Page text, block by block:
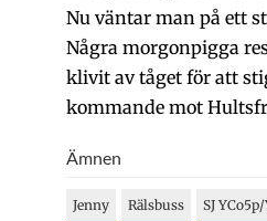
Nu väntar man på ett
Några morgonpigga
klivit av tåget för att
kommande mot
Ämnen
Jenny Rälsbuss SJ